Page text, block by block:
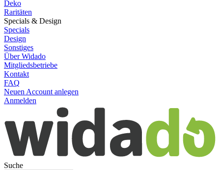
Deko
Raritäten
Specials & Design
Specials
Design
Sonstiges
Über Widado
Mitgliedsbetriebe
Kontakt
FAQ
Neuen Account anlegen
Anmelden
Suche